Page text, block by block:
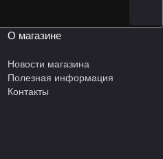
О магазине
Новости магазина
Полезная информация
Контакты